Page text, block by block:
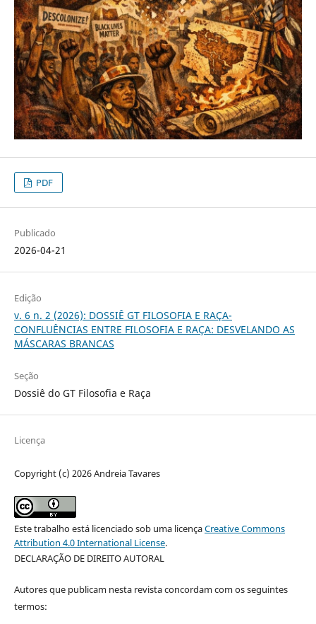
PDF
Publicado
2026-04-21
Edição
v. 6 n. 2 (2026): DOSSIÊ GT FILOSOFIA E RAÇA-
CONFLUÊNCIAS ENTRE FILOSOFIA E RAÇA: DESVELANDO AS
MÁSCARAS BRANCAS
Seção
Dossiê do GT Filosofia e Raça
Licença
Copyright (c) 2026 Andreia Tavares
Este trabalho está licenciado sob uma licençaCreative Commons
Attribution 4.0 International License.
DECLARAÇÃO DE DIREITO AUTORAL
Autores que publicam nesta revista concordam com os seguintes
termos: